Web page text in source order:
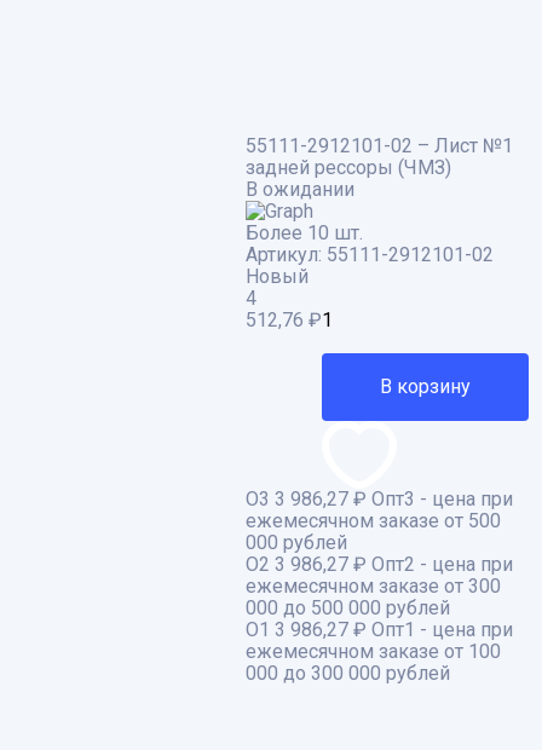
55111-2912101-02 – Лист №1
задней рессоры (ЧМЗ)
В ожидании
Более 10 шт.
Артикул: 55111-2912101-02
Новый
4
512,76 ₽
В корзину
О3 3 986,27 ₽ Опт3 - цена при
ежемесячном заказе от 500
000 рублей
О2 3 986,27 ₽ Опт2 - цена при
ежемесячном заказе от 300
000 до 500 000 рублей
О1 3 986,27 ₽ Опт1 - цена при
ежемесячном заказе от 100
000 до 300 000 рублей